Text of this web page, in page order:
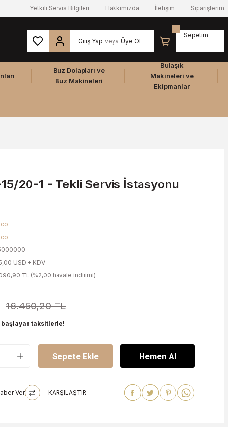
Yetkili Servis Bilgileri Hakkımızda İletişim Siparişlerim
Giriş Yap veya Üye Ol
Sepetim
Buz Dolapları ve
Buz Makineleri
Bulaşık
Makineleri ve
Ekipmanlar
20-1 - Tekli Servis İstasyonu
USD + KDV
TL (%2,00 havale indirimi)
16.450,20 TL
başlayan taksitlerle!
Sepete Ekle Hemen Al
Ver KARŞILAŞTIR